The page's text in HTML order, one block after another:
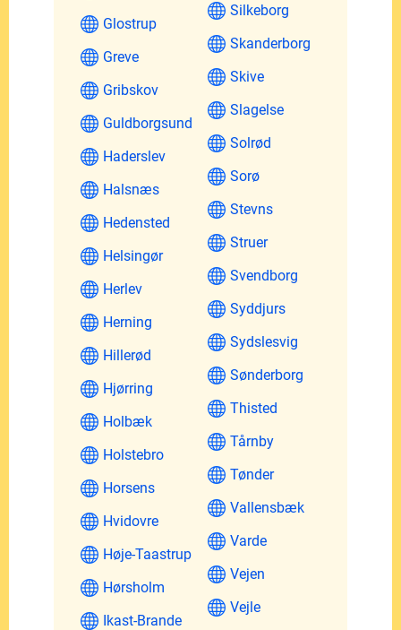
Glostrup
Greve
Gribskov
Guldborgsund
Haderslev
Halsnæs
Hedensted
Helsingør
Herlev
Herning
Hillerød
Hjørring
Holbæk
Holstebro
Horsens
Hvidovre
Høje-Taastrup
Hørsholm
Ikast-Brande
Silkeborg
Skanderborg
Skive
Slagelse
Solrød
Sorø
Stevns
Struer
Svendborg
Syddjurs
Sydslesvig
Sønderborg
Thisted
Tårnby
Tønder
Vallensbæk
Varde
Vejen
Vejle